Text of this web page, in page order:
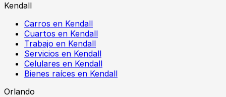
Kendall
Carros en Kendall
Cuartos en Kendall
Trabajo en Kendall
Servicios en Kendall
Celulares en Kendall
Bienes raíces en Kendall
Orlando